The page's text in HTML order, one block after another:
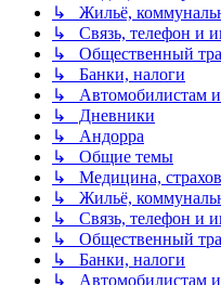
↳ Жильё,
↳ Связь, телефон и
↳ Общественный
↳ Банки, налоги
↳ Автомобилистам и
↳ Дневники
↳ Андорра
↳ Общие темы
↳ Медицина,
↳ Жильё,
↳ Связь, телефон и
↳ Общественный
↳ Банки, налоги
↳ Автомобилистам и